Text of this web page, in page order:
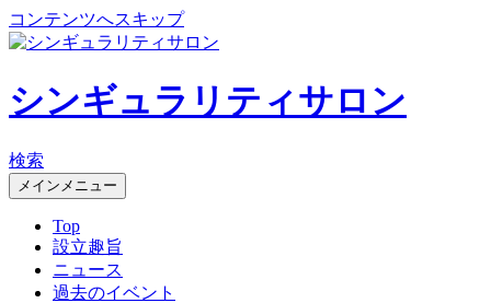
コンテンツへスキップ
シンギュラリティサロン
検索
メインメニュー
Top
設立趣旨
ニュース
過去のイベント